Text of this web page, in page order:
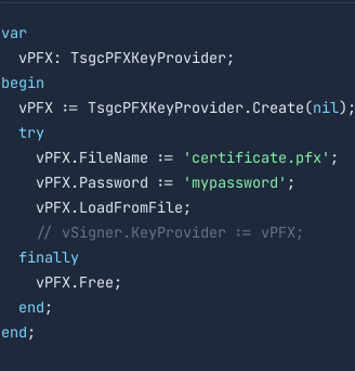
var
begin
vPFX := TsgcPFXKeyProvider.Create(nil);
try
    vPFX.FileName :=
'certificate.pfx' ;
    vPFX.Password :=
'mypassword' ;
    vPFX.LoadFromFile;
// vSigner.KeyProvider := vPFX;
finally
    vPFX.Free;
end
end ;